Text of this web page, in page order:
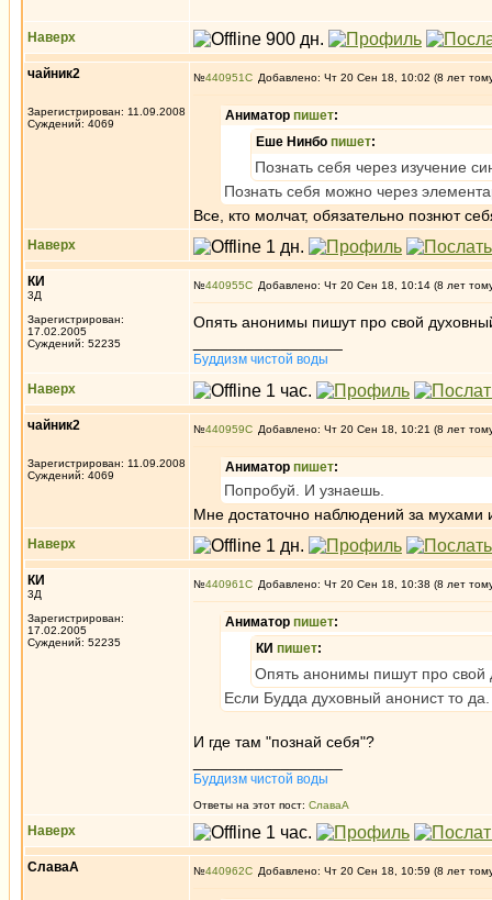
Наверх
чайник2
Зарегистрирован: 11.09.2008
Суждений: 4069
№440951 Добавлено: Чт 20 Сен 18, 10:02 (8 лет
Аниматор пишет:
Еше Нинбо пишет:
Познать себя через изучение
Познать себя можно через
Все, кто молчат, обязательно познют
Наверх
КИ
3Д
Зарегистрирован:
17.02.2005
Суждений: 52235
№440955 Добавлено: Чт 20 Сен 18, 10:14 (8 лет
Опять анонимы пишут про свой
Буддизм чистой воды
Наверх
чайник2
Зарегистрирован: 11.09.2008
Суждений: 4069
№440959 Добавлено: Чт 20 Сен 18, 10:21 (8 лет
Аниматор пишет:
Попробуй. И узнаешь.
Мне достаточно наблюдений за
Наверх
КИ
3Д
Зарегистрирован:
17.02.2005
Суждений: 52235
№440961 Добавлено: Чт 20 Сен 18, 10:38 (8 лет
Аниматор пишет:
КИ пишет:
Опять анонимы пишут про свой
Если Будда духовный анонист то
И где там "познай себя"?
Буддизм чистой воды
Ответы на этот пост: СлаваА
Наверх
СлаваА №440962 Добавлено: Чт 20 Сен 18, 10:59 (8 лет